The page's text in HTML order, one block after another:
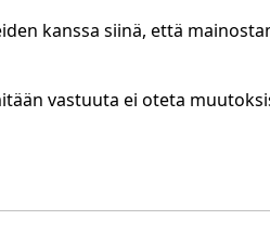
kanssa siinä, että
vastuuta ei oteta